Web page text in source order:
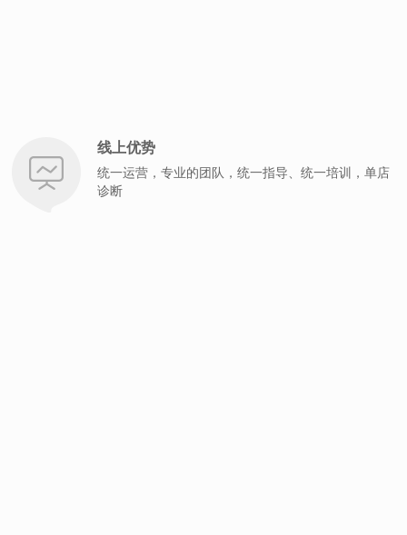
线上优势
统一运营，专业的团队，统一指导、统一培训，单店
诊断